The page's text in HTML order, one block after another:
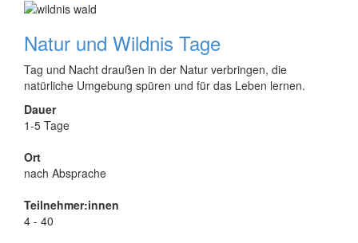
Natur und Wildnis Tage
Tag und Nacht draußen in der Natur verbringen, die
natürliche Umgebung spüren und für das Leben lernen.
Dauer
1-5 Tage
Ort
nach Absprache
Teilnehmer:innen
4 - 40